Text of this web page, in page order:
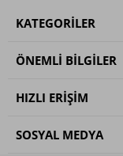
KATEGORILER
ÖNEMLI BILGILER
HIZLI ERIŞIM
SOSYAL MEDYA